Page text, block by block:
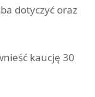
dotyczyć oraz
kaucję 30